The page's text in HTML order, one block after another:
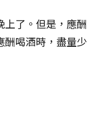
了。但是，應酬
酬喝酒時，盡量少